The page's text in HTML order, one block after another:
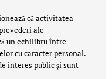
că activitatea
ale
un echilibru între
cu caracter personal.
interes public și sunt